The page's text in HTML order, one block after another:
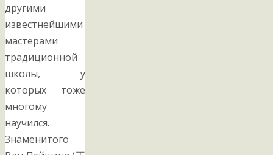
другими
известнейшими
мастерами
традиционной
школы, у
которых тоже
многому
научился.
Знаменитого